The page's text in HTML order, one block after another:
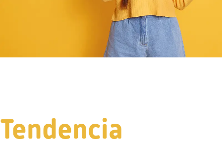
Tendencia